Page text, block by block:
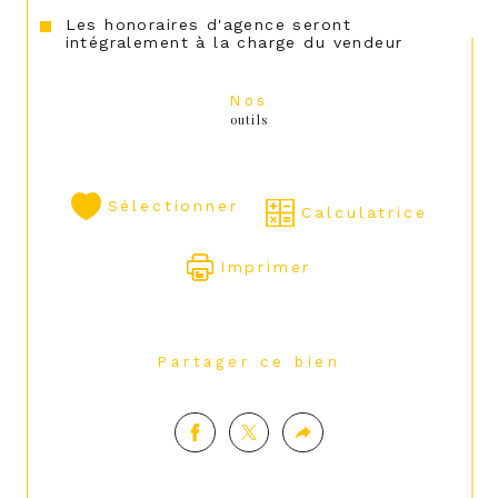
Les honoraires d'agence seront
intégralement à la charge du vendeur
Nos
outils
Sélectionner Calculatrice
Imprimer
Partager ce bien